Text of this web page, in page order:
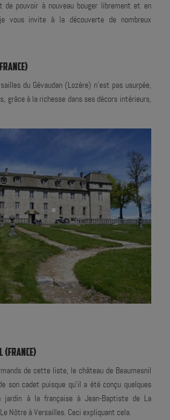
pouvoir à nouveau bouger librement et en
vous invite à la découverte de nombreux
du Gévaudan (Lozère) n'est pas usurpée,
grâce à la richesse dans ses décors intérieurs,
(FRANCE)
de cette liste, le château de Beaumesnil
son cadet puisque qu'il a été conçu quelques
à la française à Jean-Baptiste de La
Nôtre à Versailles. Ceci expliquant cela.